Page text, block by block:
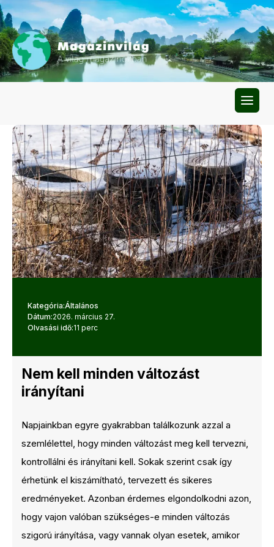
Kategória:Általános
Dátum:2026. március 27.
Olvasási idő:11 perc
Nem kell minden változást
irányítani
Napjainkban egyre gyakrabban találkozunk azzal a
szemlélettel, hogy minden változást meg kell tervezni,
kontrollálni és irányítani kell. Sokak szerint csak így
érhetünk el kiszámítható, tervezett és sikeres
eredményeket. Azonban érdemes elgondolkodni azon,
hogy vajon valóban szükséges-e minden változás
szigorú irányítása, vagy vannak olyan esetek, amikor